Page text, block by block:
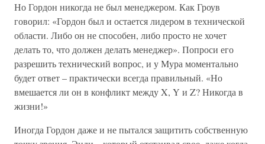
Но Гордон никогда не был менеджером. Как Гроув
говорил: «Гордон был и остается лидером в технической
области. Либо он не способен, либо просто не хочет
делать то, что должен делать менеджер». Попроси его
разрешить технический вопрос, и у Мура моментально
будет ответ – практически всегда правильный. «Но
вмешается ли он в конфликт между X, Y и Z? Никогда в
жизни!»
Иногда Гордон даже и не пытался защитить собственную